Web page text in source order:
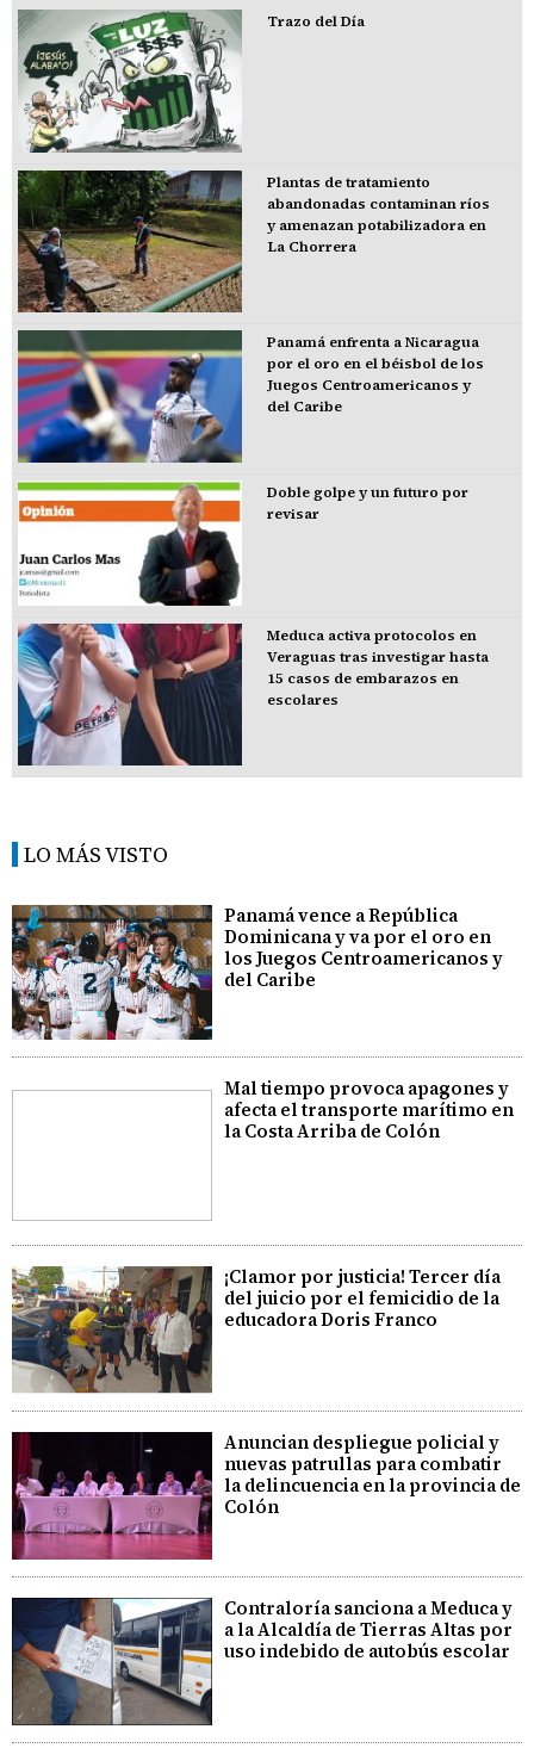
Trazo del Día
Plantas de tratamiento
abandonadas contaminan ríos
y amenazan potabilizadora en
La Chorrera
Panamá enfrenta a Nicaragua
por el oro en el béisbol de los
Juegos Centroamericanos y
del Caribe
Doble golpe y un futuro por
revisar
Meduca activa protocolos en
Veraguas tras investigar hasta
15 casos de embarazos en
escolares
LO MÁS VISTO
Panamá vence a República
Dominicana y va por el oro en
los Juegos Centroamericanos y
del Caribe
Mal tiempo provoca apagones y
afecta el transporte marítimo en
la Costa Arriba de Colón
¡Clamor por justicia! Tercer día
del juicio por el femicidio de la
educadora Doris Franco
Anuncian despliegue policial y
nuevas patrullas para combatir
la delincuencia en la provincia de
Colón
Contraloría sanciona a Meduca y
a la Alcaldía de Tierras Altas por
uso indebido de autobús escolar